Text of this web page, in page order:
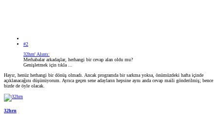
#2
32hrn' Alıntı:
Merhabalar arkadaşlar, herhangi bir cevap alan oldu mu?
Genişletmek için tıkla ...
Hayır, henüz herhangi bir dönüş olmadı. Ancak programda bir sarkma yoksa, önümüzdeki hafta içinde
açıklanacağını düşünüyorum. Ayrıca geçen sene adayların hepsine aynı anda cevap maili gönderilmiş; bence
bizde de öyle olacak.
32hrn